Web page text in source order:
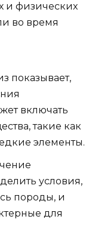
и физических
во время
показывает,
включать
такие как
элементы.
условия,
породы, и
для